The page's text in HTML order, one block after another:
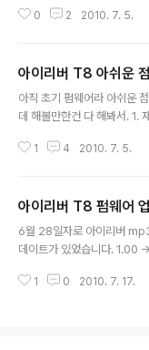
m 저전력 프로세서의 테스
류. 32nm-lp hkmg는 최초
이긴하지만 삼성의 파운드리
걸까요.
0 2 2010. 7. 5.
아이리버 T8 아쉬운
아직 초기 펌웨어라 아쉬운
데 해볼만한건 다 해봐서. 1.
원인불명.;; 3. 곡 넘기는 속
로 파일정보 나오게 하는 기
본음량 너무 큼. 1로 해도
깔끔하고 조작하기 좋고 좋을
1 4 2010. 7. 5.
아이리버 T8 펌웨어
6월 28일자로 아이리버
데이트가 있었습니다. 1.00
거만 확인해보죠. 그러기 위
1 0 2010. 7. 17.